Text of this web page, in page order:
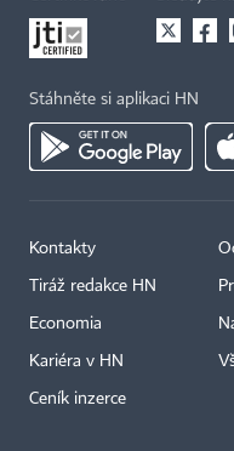
Stáhněte si aplikaci HN
Kontakty
Tiráž redakce HN
Economia
Kariéra v HN
Ceník inzerce